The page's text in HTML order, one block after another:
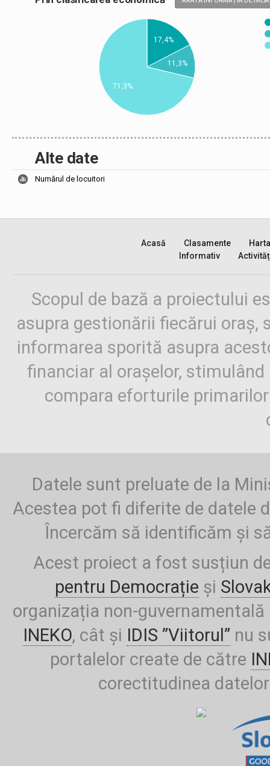
17,4%
11,3%
71,3%
Alte date
Numărul de locuitori
Acasă Clasamente
Harta
Informativ
Scopul de bază a proiectului
asupra gestionării fiecărui oraș,
informarea sporită asupra
financiar al orașelor,
compara eforturile
Datele sunt preluate de la
Acestea pot fi diferite de datele
Încercăm să identificăm și
Acest proiect a fost susțiun
pentru Democrație și
organizația non-
INEKO, cât și IDIS ”Viitorul” nu
portalelor create de către
corectitudinea